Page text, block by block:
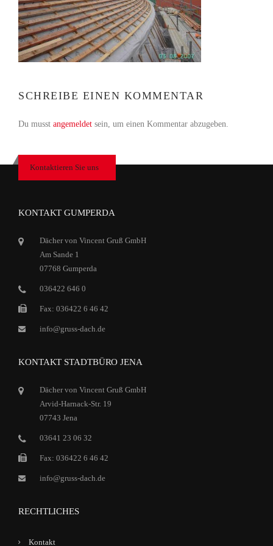
SCHREIBE EINEN KOMMENTAR
Du musst angemeldet sein, um einen Kommentar abzugeben.
Kontaktieren Sie uns
KONTAKT GUMPERDA
Dächer von Vincent Gruß GmbH
Am Sande 1
07768 Gumperda
036422 646 0
Fax: 036422 6 46 42
info@gruss-dach.de
KONTAKT STADTBÜRO JENA
Dächer von Vincent Gruß GmbH
Arvid-Harnack-Str. 19
07743 Jena
03641 23 06 32
Fax: 036422 6 46 42
info@gruss-dach.de
RECHTLICHES
Kontakt